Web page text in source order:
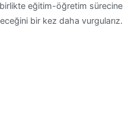
eğitim-öğretim sürecine
bir kez daha vurgularız.